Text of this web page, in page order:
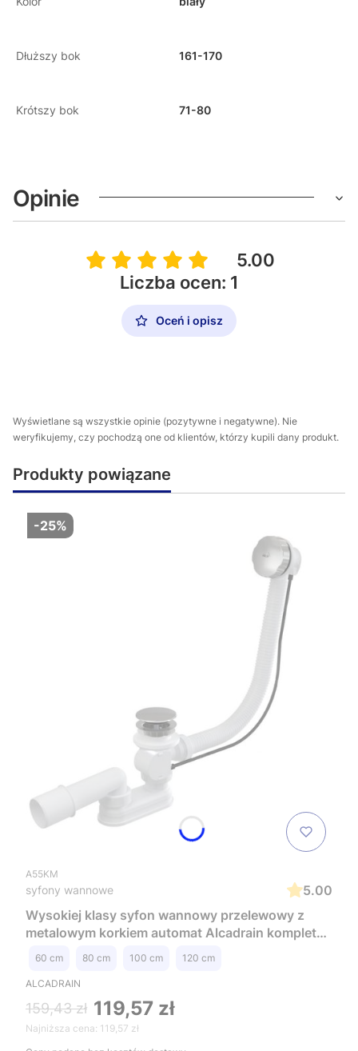
Dłuższy bok 161-170
Krótszy bok 71-80
Opinie
5.00
Liczba ocen: 1
Oceń i opisz
Wyświetlane są wszystkie opinie (pozytywne i negatywne). Nie
weryfikujemy, czy pochodzą one od klientów, którzy kupili dany produkt.
Produkty powiązane
-25%
A55KM
syfony wannowe
5.00
Wysokiej klasy syfon wannowy przelewowy z
metalowym korkiem automat Alcadrain kompletny
60 cm 80 cm 100 cm 120 cm
ALCADRAIN
159,43 zł 119,57 zł
Najniższa cena: 119,57 zł